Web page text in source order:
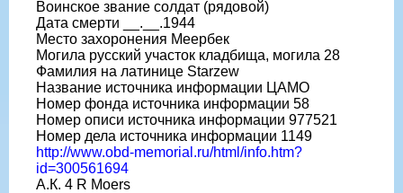
Воинское звание солдат (рядовой)
Дата смерти __.__.1944
Место захоронения Меербек
Могила русский участок кладбища, могила 28
Фамилия на латинице Starzew
Название источника информации ЦАМО
Номер фонда источника информации 58
Номер описи источника информации 977521
Номер дела источника информации 1149
http://www.obd-memorial.ru/html/info.htm?
id=300561694
А.К. 4 R Moers